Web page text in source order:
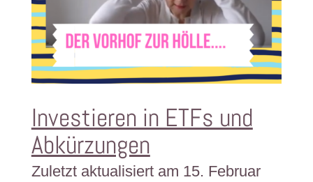
Investieren in ETFs und
Abkürzungen
Zuletzt aktualisiert am 15. Februar